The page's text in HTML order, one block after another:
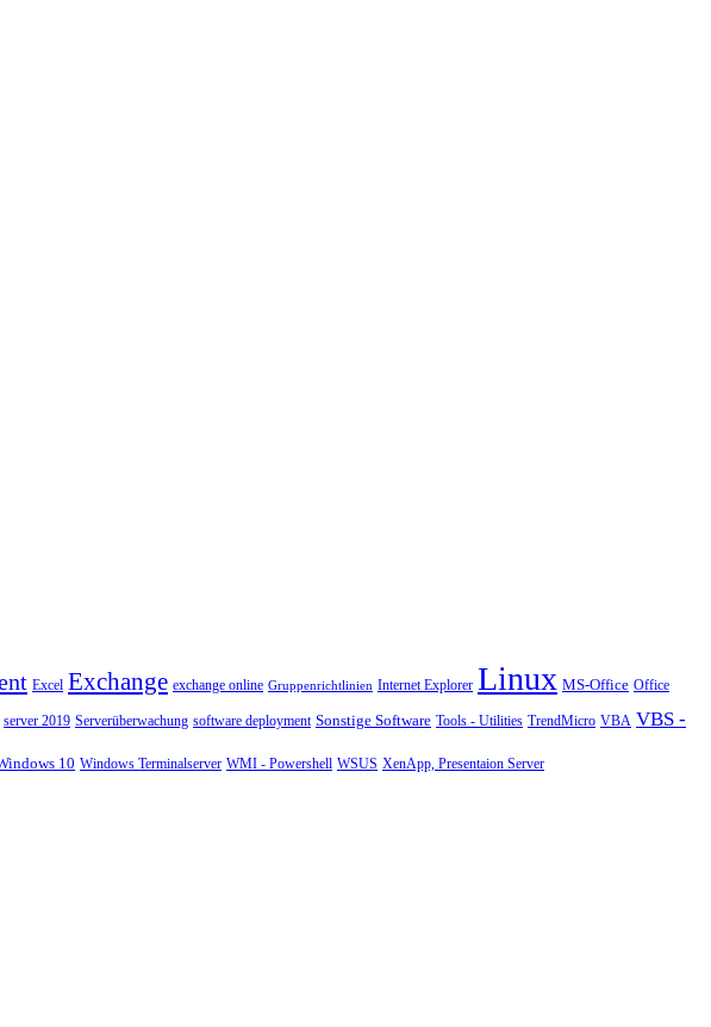
Excel Exchange exchange online Gruppenrichtlinien Internet Explorer Linux MS-Office Office
server 2019 Serverüberwachung software deployment Sonstige Software Tools - Utilities TrendMicro VBA VBS -
10 Windows Terminalserver WMI - Powershell WSUS XenApp, Presentaion Server